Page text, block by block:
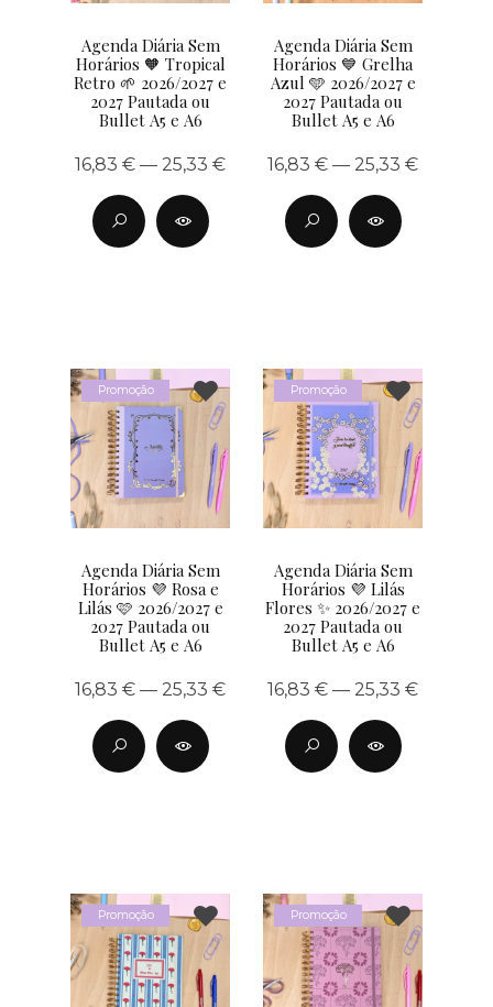
Agenda Diária Sem
Horários 🧡 Tropical
Retro 🌱 2026/2027 e
2027 Pautada ou
Bullet A5 e A6
16,83 € — 25,33 €
Agenda Diária Sem
Horários 💙 Grelha
Azul 🩵 2026/2027 e
2027 Pautada ou
Bullet A5 e A6
16,83 € — 25,33 €
Promoção
Agenda Diária Sem
Horários 💜 Rosa e
Lilás 🩷 2026/2027 e
2027 Pautada ou
Bullet A5 e A6
16,83 € — 25,33 €
Promoção
Agenda Diária Sem
Horários 💜 Lilás
Flores ✨ 2026/2027 e
2027 Pautada ou
Bullet A5 e A6
16,83 € — 25,33 €
Promoção Promoção